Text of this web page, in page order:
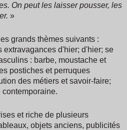
On peut les laisser pousser, les
»
grands thèmes suivants :
extravagances d'hier; d'hier; se
: barbe, moustache et
postiches et perruques
des métiers et savoir-faire;
contemporaine.
et riche de plusieurs
objets anciens, publicités